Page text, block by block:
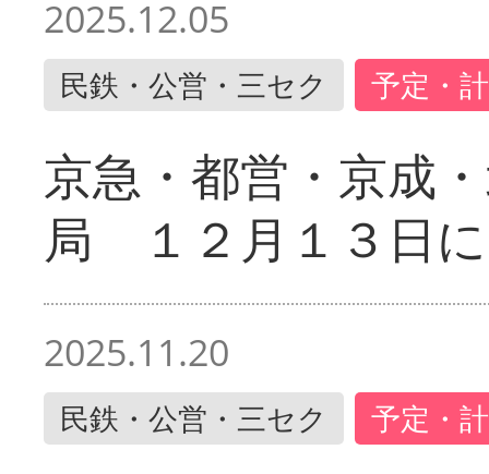
2025.12.05
民鉄・公営・三セク 予定・
京急・都営・京成
局 １２月１３日
2025.11.20
民鉄・公営・三セク 予定・